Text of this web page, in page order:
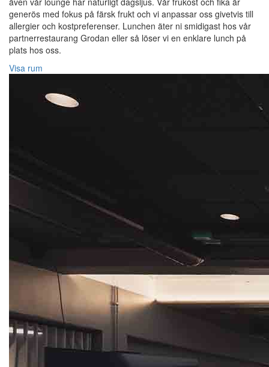
generös med fokus på färsk frukt och vi anpassar oss givetvis till
allergier och kostpreferenser. Lunchen äter ni smidigast hos vår
partnerrestaurang Grodan eller så löser vi en enklare lunch på
plats hos oss.
Visa rum